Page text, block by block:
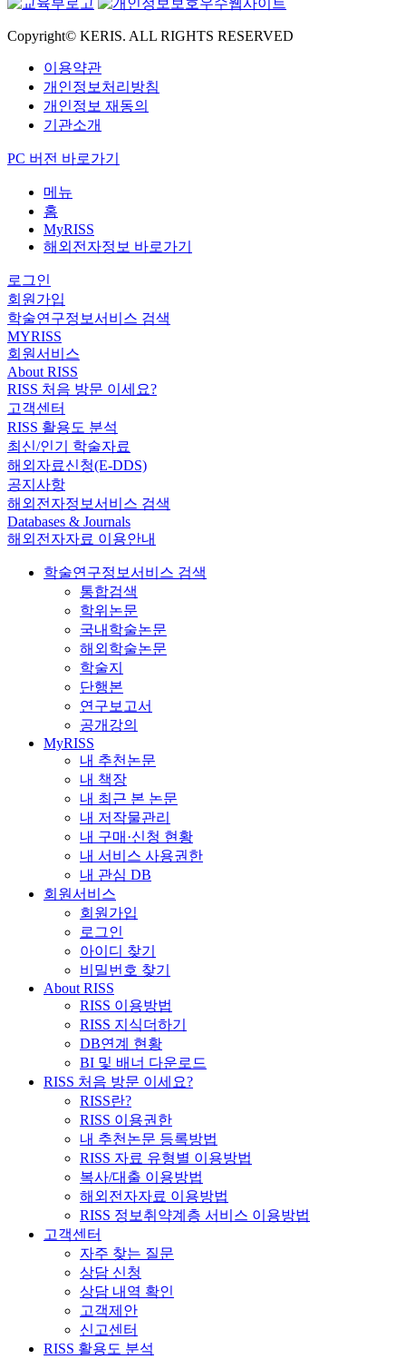
Copyright© KERIS. ALL RIGHTS RESERVED
이용약관
개인정보처리방침
개인정보 재동의
기관소개
PC 버전 바로가기
메뉴
홈
MyRISS
해외전자정보 바로가기
로그인
회원가입
학술연구정보서비스 검색
MYRISS
회원서비스
About RISS
RISS 처음 방문 이세요?
고객센터
RISS 활용도 분석
최신/인기 학술자료
해외자료신청(E-DDS)
공지사항
해외전자정보서비스 검색
Databases & Journals
해외전자자료 이용안내
학술연구정보서비스 검색
통합검색
학위논문
국내학술논문
해외학술논문
학술지
단행본
연구보고서
공개강의
MyRISS
내 추천논문
내 책장
내 최근 본 논문
내 저작물관리
내 구매·신청 현황
내 서비스 사용권한
내 관심 DB
회원서비스
회원가입
로그인
아이디 찾기
비밀번호 찾기
About RISS
RISS 이용방법
RISS 지식더하기
DB연계 현황
BI 및 배너 다운로드
RISS 처음 방문 이세요?
RISS란?
RISS 이용권한
내 추천논문 등록방법
RISS 자료 유형별 이용방법
복사/대출 이용방법
해외전자자료 이용방법
RISS 정보취약계층 서비스 이용방법
고객센터
자주 찾는 질문
상담 신청
상담 내역 확인
고객제안
신고센터
RISS 활용도 분석